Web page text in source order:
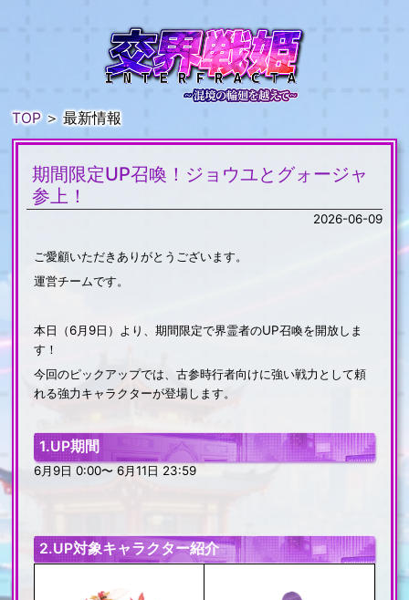
TOP＞最新情報
期間限定UP召喚！ジョウユとグォージャ
参上！
2026-06-09
ご愛顧いただきありがとうございます。
運営チームです。
本日（6月9日）より、期間限定で界霊者のUP召喚を開放しま
す！
今回のピックアップでは、古参時行者向けに強い戦力として頼
れる強力キャラクターが登場します。
1.UP期間
6月9日 0:00〜 6月11日 23:59
2.UP対象キャラクター紹介